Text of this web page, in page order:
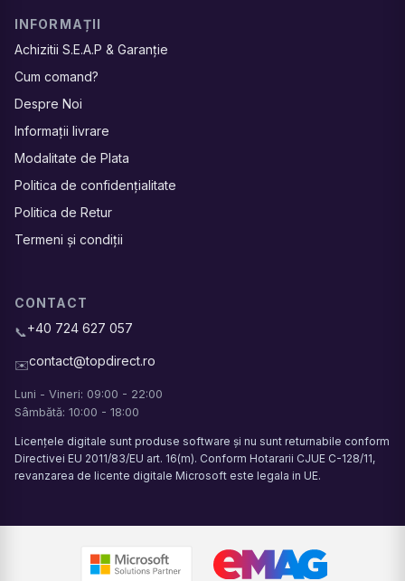
INFORMAȚII
Achizitii S.E.A.P & Garanție
Cum comand?
Despre Noi
Informații livrare
Modalitate de Plata
Politica de confidențialitate
Politica de Retur
Termeni și condiții
CONTACT
📞+40 724 627 057
✉️contact@topdirect.ro
Luni - Vineri: 09:00 - 22:00
Sâmbătă: 10:00 - 18:00
Licențele digitale sunt produse software și nu sunt returnabile conform
Directivei EU 2011/83/EU art. 16(m). Conform Hotararii CJUE C-128/11,
revanzarea de licente digitale Microsoft este legala in UE.